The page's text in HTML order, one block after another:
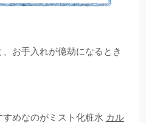
お手入れが億劫になるとき
めなのがミスト化粧水 カル